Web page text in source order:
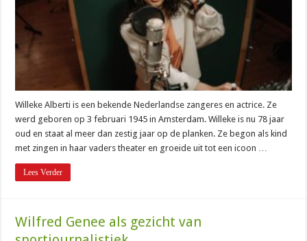
Willeke Alberti is een bekende Nederlandse zangeres en actrice. Ze
werd geboren op 3 februari 1945 in Amsterdam. Willeke is nu 78 jaar
oud en staat al meer dan zestig jaar op de planken. Ze begon als kind
met zingen in haar vaders theater en groeide uit tot een icoon …
Lees Verder
Wilfred Genee als gezicht van